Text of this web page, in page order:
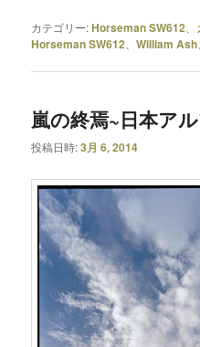
カテゴリー:Horseman SW612
Horseman SW612 、William Ash
嵐の終焉~日本ア
投稿日時:3月 6, 2014